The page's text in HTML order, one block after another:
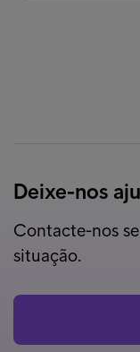
Deixe-nos
Contacte-nos
situação.